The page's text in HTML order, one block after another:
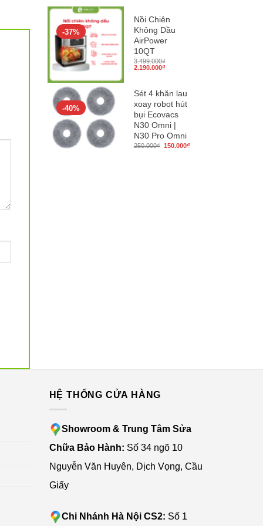
-37%
Nồi Chiên
Không Dầu
AirPower
10QT
3.499.000₫
Giá
2.190.000₫Giá
2.190.000₫.
-40%
Sét 4 khăn lau
xoay robot hút
bụi Ecovacs
N30 Omni |
N30 Pro Omni
250.000₫ Giá
150.000₫
HỆ THỐNG CỬA HÀNG
Showroom & Trung Tâm Sửa
Chữa Bảo Hành: Số 34 ngõ 10
Nguyễn Văn Huyên, Dịch Vọng, Cầu
Giấy
Chi Nhánh Hà Nội CS2: Số 1